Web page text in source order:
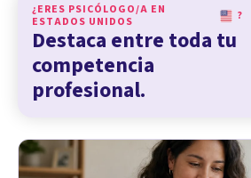
¿ERES PSICÓLOGO/A EN
ESTADOS UNIDOS
?
Destaca entre toda tu
competencia
profesional.